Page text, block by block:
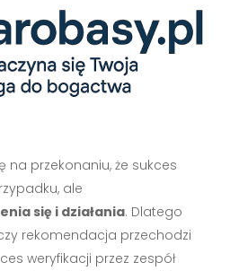
na przekonaniu, że sukces
ale
się i działania. Dlatego
rekomendacja przechodzi
weryfikacji przez zespół